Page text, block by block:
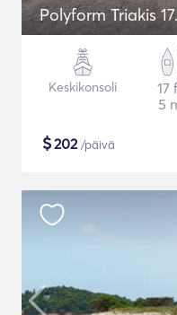
Polyform Triakis
Keskikonsoli
17
5
$202/päivä